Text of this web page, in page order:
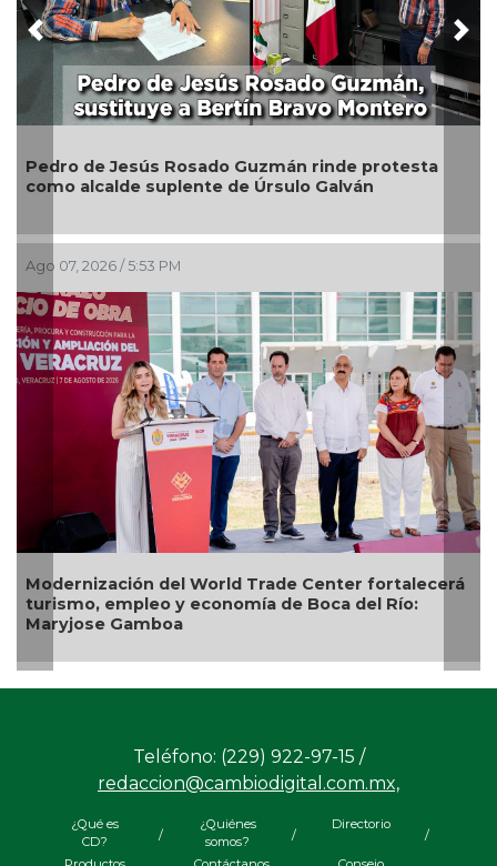
Generar empleo y bienestar, prioridad para el
Gobierno de San Andrés Tuxtla: Rafa Fararoni
Ago 07, 2026 / 2:39 PM
Hallan con vida a pescador desaparecido desde el
23 de julio en Uxpanapa
Previous
Teléfono: (229) 922-97-15 /
redaccion@cambiodigital.com.mx,
¿Qué es
CD?
/
¿Quiénes
somos?
/
Directorio
/